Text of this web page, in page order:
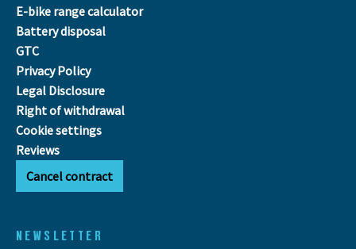
E-bike range calculator
Battery disposal
GTC
Privacy Policy
Legal Disclosure
Right of withdrawal
Cookie settings
Reviews
Cancel contract
NEWSLETTER